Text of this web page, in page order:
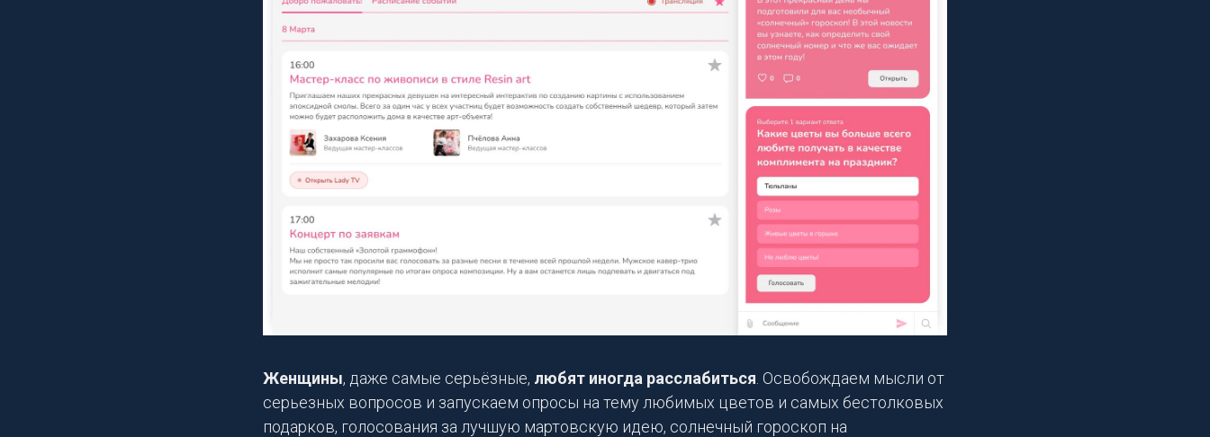
Женщины, даже самые серьёзные, любят иногда расслабиться . Освобождаем мысли от
серьезных вопросов и запускаем опросы на тему любимых цветов и самых бестолковых
подарков, голосования за лучшую мартовскую идею, солнечный гороскоп на